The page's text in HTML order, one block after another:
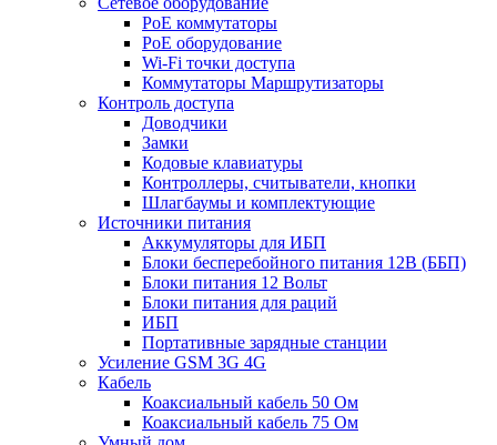
PoE коммутаторы
PoE оборудование
Wi-Fi точки доступа
Коммутаторы Маршрутизаторы
Контроль доступа
Доводчики
Замки
Кодовые клавиатуры
Контроллеры, считыватели, кнопки
Шлагбаумы и комплектующие
Источники питания
Аккумуляторы для ИБП
Блоки бесперебойного питания 12В (ББП)
Блоки питания 12 Вольт
Блоки питания для раций
ИБП
Портативные зарядные станции
Усиление GSM 3G 4G
Кабель
Коаксиальный кабель 50 Ом
Коаксиальный кабель 75 Ом